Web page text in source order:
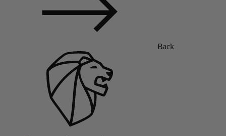
Back